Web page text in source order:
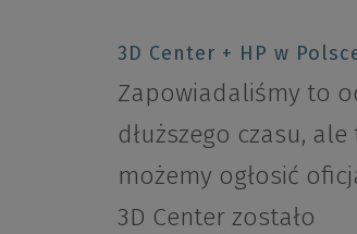
3D Center + HP w
Zapowiadaliśmy to
dłuższego czasu, ale
możemy ogłosić
3D Center zostało